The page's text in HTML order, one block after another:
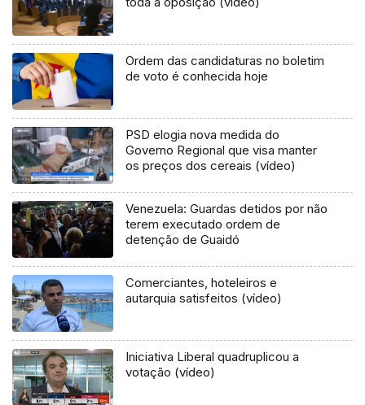
Ordem das candidaturas no boletim
de voto é conhecida hoje
PSD elogia nova medida do
Governo Regional que visa manter
os preços dos cereais (vídeo)
Venezuela: Guardas detidos por não
terem executado ordem de
detenção de Guaidó
Comerciantes, hoteleiros e
autarquia satisfeitos (vídeo)
Iniciativa Liberal quadruplicou a
votação (vídeo)